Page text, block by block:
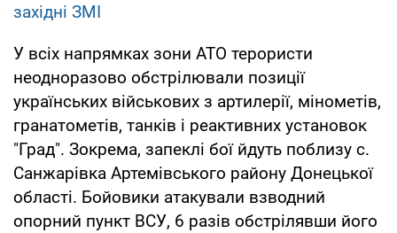
західні ЗМІ
У всіх напрямках зони АТО терористи
неодноразово обстрілювали позиції
українських військових з артилерії, мінометів,
гранатометів, танків і реактивних установок
"Град". Зокрема, запеклі бої йдуть поблизу с.
Санжарівка Артемівського району Донецької
області. Бойовики атакували взводний
опорний пункт ВСУ, 6 разів обстрілявши його